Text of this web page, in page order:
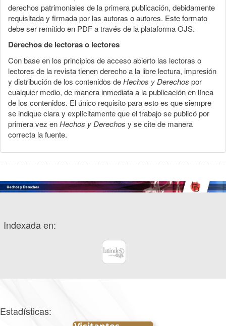
derechos patrimoniales de la primera publicación, debidamente
requisitada y firmada por las autoras o autores. Este formato
debe ser remitido en PDF a través de la plataforma OJS.
Derechos de lectoras o lectores
Con base en los principios de acceso abierto las lectoras o
lectores de la revista tienen derecho a la libre lectura, impresión
y distribución de los contenidos deHechos y Derechos por
cualquier medio, de manera inmediata a la publicación en línea
de los contenidos. El único requisito para esto es que siempre
se indique clara y explícitamente que el trabajo se publicó por
primera vez enHechos y Derechos y se cite de manera
correcta la fuente.
Indexada en:
Estadísticas: